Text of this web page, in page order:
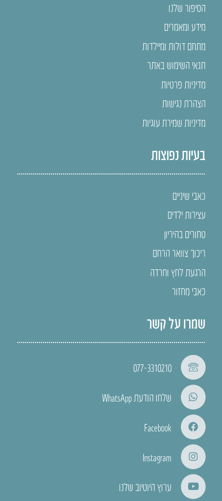
הסיפור שלנו
מידע ומאמרים
מתחם דולות ומיילדות
תנאי השימוש באתר
מדיניות פרטיות
הצהרת נגישות
מדיניות שמירת עוגיות
בעיות נפוצות
כאבי שיניים
עצירות ילדים
טחורים בהיריון
ריכוך צוואר הרחם
הרגעת לחץ וחרדה
כאבי מחזור
שמרו על קשר
077-3310210
שלחו הודעת WhatsApp
Facebook
Instagram
ערוץ היוטיוב שלנו